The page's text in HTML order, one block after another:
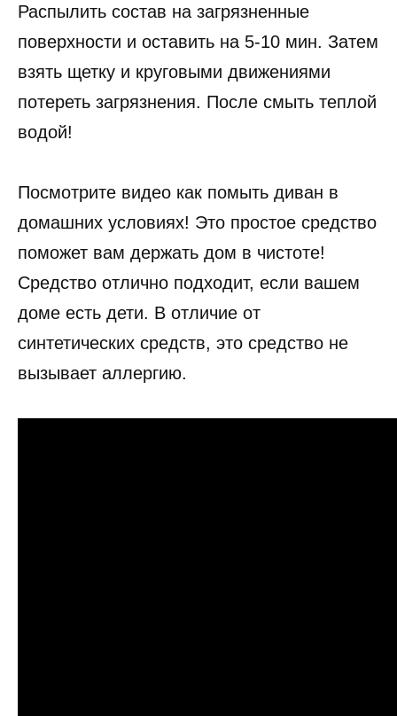
Распылить состав на загрязненные
поверхности и оставить на 5-10 мин. Затем
взять щетку и круговыми движениями
потереть загрязнения. После смыть теплой
водой!
Посмотрите видео как помыть диван в
домашних условиях! Это простое средство
поможет вам держать дом в чистоте!
Средство отлично подходит, если вашем
доме есть дети. В отличие от
синтетических средств, это средство не
вызывает аллергию.